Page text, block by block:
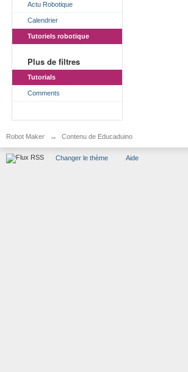
Actu Robotique
Calendrier
Tutoriels robotique
Plus de filtres
Tutorials
Comments
Robot Maker → Contenu de Educaduino
Changer le thème Aide